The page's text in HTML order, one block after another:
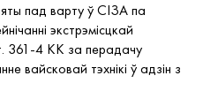
пад варту ў СІЗА па
экстрэмісцкай
361-4 КК за перадачу
вайсковай тэхнікі ў адзін з